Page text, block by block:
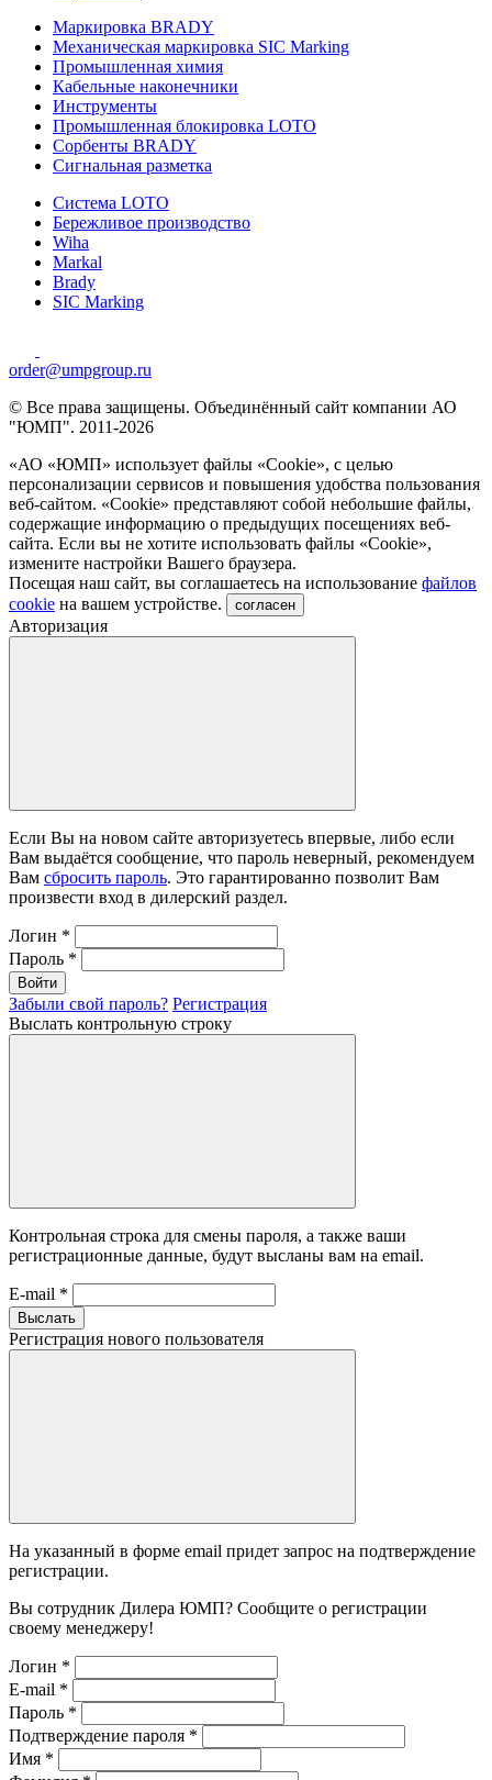
Маркировка BRADY
Механическая маркировка SIC Marking
Промышленная химия
Кабельные наконечники
Инструменты
Промышленная блокировка LOTO
Сорбенты BRADY
Сигнальная разметка
Система LOTO
Бережливое производство
Wiha
Markal
Brady
SIC Marking
order@umpgroup.ru
© Все права защищены. Объединённый сайт компании АО
"ЮМП". 2011-2026
«АО «ЮМП» использует файлы «Сookie», с целью
персонализации сервисов и повышения удобства пользования
веб-сайтом. «Cookie» представляют собой небольшие файлы,
содержащие информацию о предыдущих посещениях веб-
сайта. Если вы не хотите использовать файлы «Сookie»,
измените настройки Вашего браузера.
Посещая наш сайт, вы соглашаетесь на использование файлов
cookie на вашем устройстве. согласен
Авторизация
Если Вы на новом сайте авторизуетесь впервые, либо если
Вам выдаётся сообщение, что пароль неверный, рекомендуем
Вам сбросить пароль. Это гарантированно позволит Вам
произвести вход в дилерский раздел.
Логин *
Пароль *
Войти
Забыли свой пароль? Регистрация
Выслать контрольную строку
Контрольная строка для смены пароля, а также ваши
регистрационные данные, будут высланы вам на email.
E-mail *
Выслать
Регистрация нового пользователя
На указанный в форме email придет запрос на подтверждение
регистрации.
Вы сотрудник Дилера ЮМП? Сообщите о регистрации
своему менеджеру!
Логин *
E-mail *
Пароль *
Подтверждение пароля *
Имя *